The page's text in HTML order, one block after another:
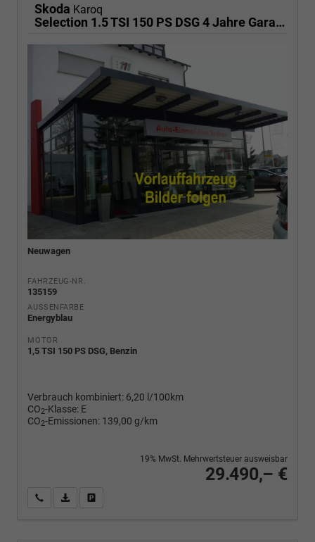
Skoda Karoq
Selection 1.5 TSI 150 PS DSG 4 Jahre Garantie-Keyless Start-AppleCarPlay-AndroidAuto-Sunset-Tempomat-2-Zonen-Klima-16''Alu
Neuwagen
FAHRZEUG-NR.
135159
AUSSENFARBE
Energyblau
MOTOR
1,5 TSI 150 PS DSG, Benzin
Verbrauch kombiniert: 6,20 l/100km
CO2-Klasse: E
CO2-Emissionen: 139,00 g/km
29.490,– €
19% MwSt. Mehrwertsteuer ausweisbar
Wir rufen Sie anPDF-Fahrzeugexposé drucken